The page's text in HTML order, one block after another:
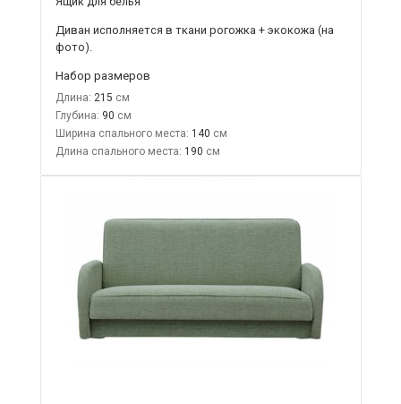
Диван исполняется в ткани рогожка + экокожа (на
фото).
Набор размеров
Длина: 215
Глубина: 90
Ширина спального места: 140
Длина спального места: 190